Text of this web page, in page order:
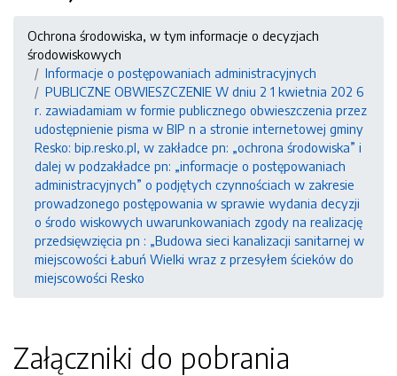
Ochrona środowiska, w tym informacje o decyzjach
środowiskowych
Informacje o postępowaniach administracyjnych
PUBLICZNE OBWIESZCZENIE W dniu 2 1 kwietnia 202 6
r. zawiadamiam w formie publicznego obwieszczenia przez
udostępnienie pisma w BIP n a stronie internetowej gminy
Resko: bip.resko.pl, w zakładce pn: „ochrona środowiska” i
dalej w podzakładce pn: „informacje o postępowaniach
administracyjnych” o podjętych czynnościach w zakresie
prowadzonego postępowania w sprawie wydania decyzji
o środo wiskowych uwarunkowaniach zgody na realizację
przedsięwzięcia pn : „Budowa sieci kanalizacji sanitarnej w
miejscowości Łabuń Wielki wraz z przesyłem ścieków do
miejscowości Resko
Załączniki do pobrania